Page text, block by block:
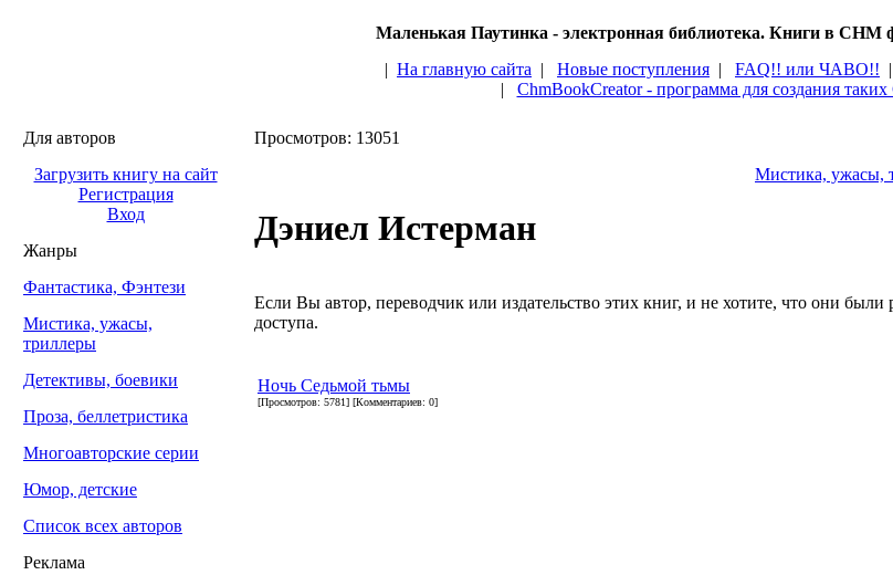
Маленькая Паутинка - электронная библиотека. Книги в CHM
| На главную сайта | Новые поступления | FAQ!! или ЧАВО!!
| ChmBookCreator - программа для создания
Для авторов
Загрузить книгу на сайт
Регистрация
Вход
Жанры
Фантастика, Фэнтези
Мистика, ужасы,
триллеры
Детективы, боевики
Проза, беллетристика
Многоавторские серии
Юмор, детские
Список всех авторов
Реклама
Просмотров: 13051
Мистика, ужасы,
Дэниел Истерман
Если Вы автор, переводчик или издательство этих книг, и не хотите, что они
доступа.
Ночь Седьмой тьмы
[Просмотров: 5781] [Комментариев: 0]